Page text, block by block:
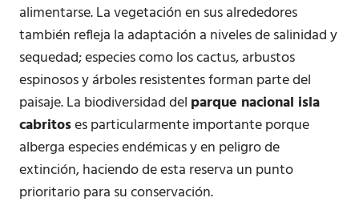
alimentarse. La vegetación en sus alrededores
también refleja la adaptación a niveles de salinidad y
sequedad; especies como los cactus, arbustos
espinosos y árboles resistentes forman parte del
paisaje. La biodiversidad del parque nacional isla
cabritoses particularmente importante porque
alberga especies endémicas y en peligro de
extinción, haciendo de esta reserva un punto
prioritario para su conservación.